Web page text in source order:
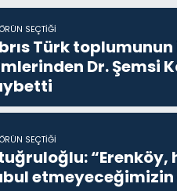
SEÇTIĞI
Türk
Dr. Şemsi
SEÇTIĞI
etmeyeceğimizin